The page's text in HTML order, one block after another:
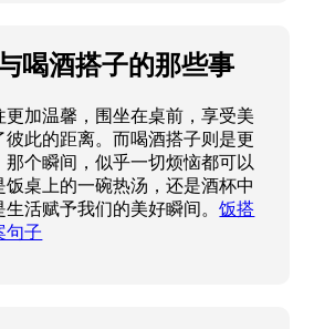
喝酒搭子的那些事
更加温馨，围坐在桌前，享受美
彼此的距离。而喝酒搭子则是更
那个瞬间，似乎一切烦恼都可以
桌上的一碗热汤，还是酒杯中
生活赋予我们的美好瞬间。饭搭
句子